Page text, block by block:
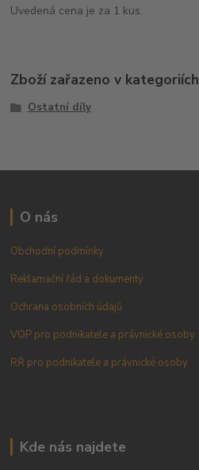
Uvedená cena je za 1 kus.
Zboží zařazeno v kategoriích
Ostatní díly
O nás
Obchodní podmínky
Reklamační řád a dokumenty
Ochrana osobních údajů
VOP pro podnikatele a právnické osoby
RŘ pro podnikatele a právnické osoby
Kde nás najdete